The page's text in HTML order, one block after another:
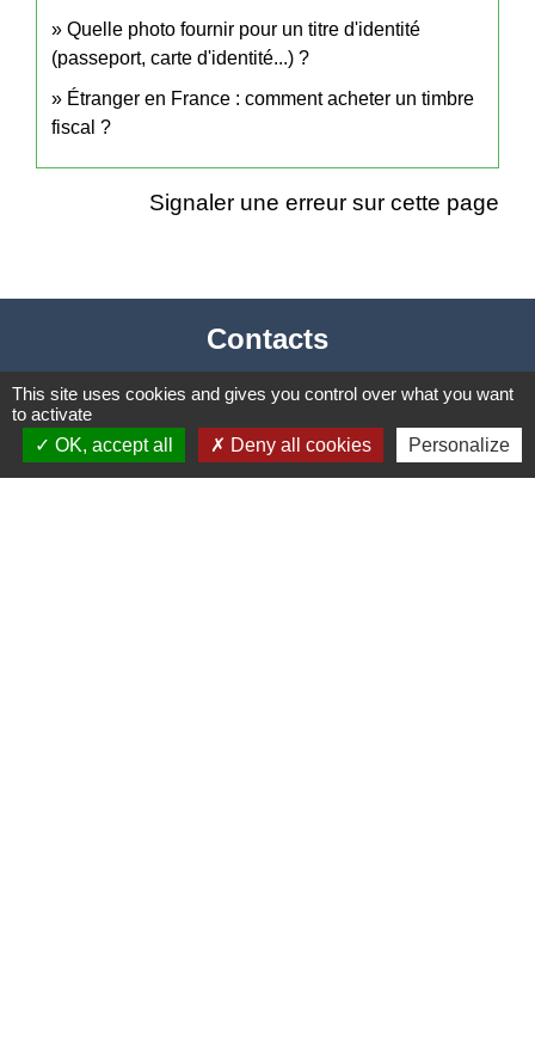
Quelle photo fournir pour un titre d'identité
(passeport, carte d'identité...) ?
Étranger en France : comment acheter un timbre
fiscal ?
Signaler une erreur sur cette page
Contacts
Mairie de Cormeray
41120 Cormeray - FRANCE
+33 2 54 44 26 19
This site uses cookies and gives you control over what you want
to activate
OK, accept all
Deny all cookies Personalize